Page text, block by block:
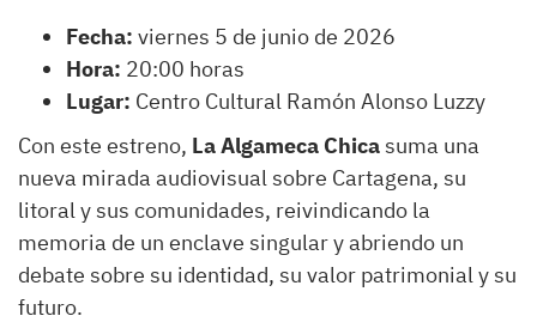
Fecha: viernes 5 de junio de 2026
Hora: 20:00 horas
Lugar: Centro Cultural Ramón Alonso Luzzy
Con este estreno, La Algameca Chicasuma una
nueva mirada audiovisual sobre Cartagena, su
litoral y sus comunidades, reivindicando la
memoria de un enclave singular y abriendo un
debate sobre su identidad, su valor patrimonial y su
futuro.